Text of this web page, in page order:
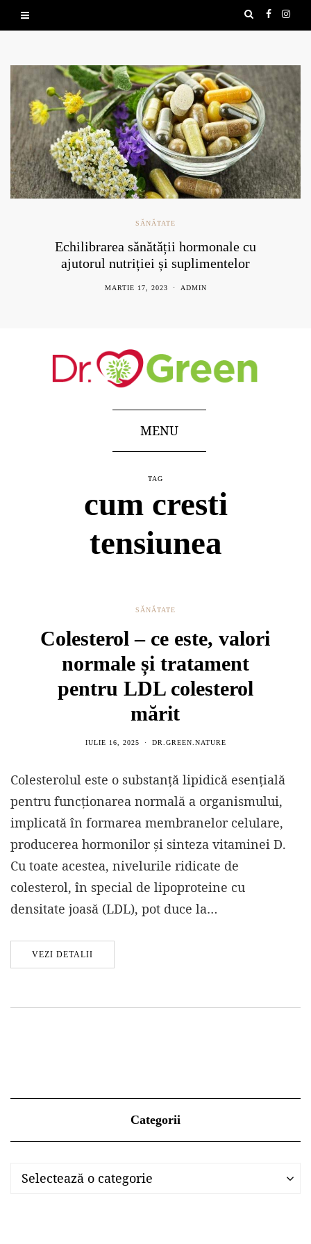
SĂNĂTATE
Echilibrarea sănătății hormonale cu
ajutorul nutriției și suplimentelor
MARTIE 17, 2023 ADMIN
MENU
TAG
cum cresti
tensiunea
SĂNĂTATE
Colesterol – ce este, valori
normale și tratament
pentru LDL colesterol
mărit
IULIE 16, 2025 DR.GREEN.NATURE
Colesterolul este o substanță lipidică esențială
pentru funcționarea normală a organismului,
implicată în formarea membranelor celulare,
producerea hormonilor și sinteza vitaminei D.
Cu toate acestea, nivelurile ridicate de
colesterol, în special de lipoproteine cu
densitate joasă (LDL), pot duce la…
VEZI DETALII
Categorii
Categorii
Selectează o categorie
Categorii